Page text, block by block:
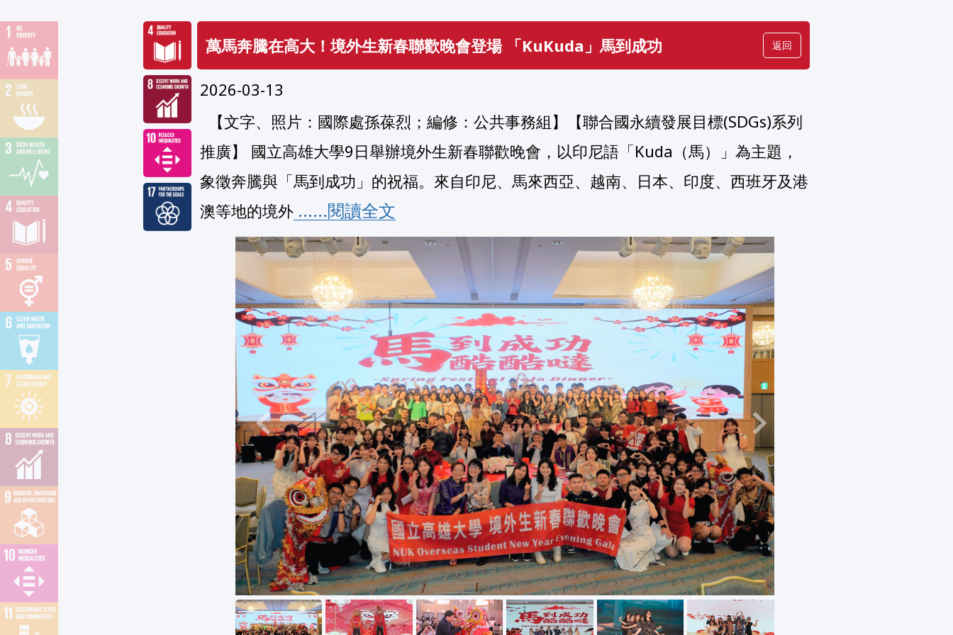
萬馬奔騰在高大！境外生新春聯歡晚會登場 「KuKuda」馬到成功 返回
2026-03-13
推廣】 國立高雄大學9日舉辦境外生新春聯歡晚會，以印尼語「Kuda（馬）」為主題，
象徵奔騰與「馬到成功」的祝福。來自印尼、馬來西亞、越南、日本、印度、西班牙及港
澳等地的境外 ......閱讀全文